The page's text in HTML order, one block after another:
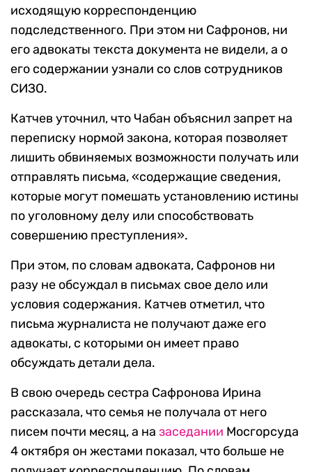
исходящую корреспонденцию
подследственного. При этом ни Сафронов, ни
его адвокаты текста документа не видели, а о
его содержании узнали со слов сотрудников
СИЗО.
Катчев уточнил, что Чабан объяснил запрет на
переписку нормой закона, которая позволяет
лишить обвиняемых возможности получать или
отправлять письма, «содержащие сведения,
которые могут помешать установлению истины
по уголовному делу или способствовать
совершению преступления».
При этом, по словам адвоката, Сафронов ни
разу не обсуждал в письмах свое дело или
условия содержания. Катчев отметил, что
письма журналиста не получают даже его
адвокаты, с которыми он имеет право
обсуждать детали дела.
В свою очередь сестра Сафронова Ирина
рассказала, что семья не получала от него
писем почти месяц, а на заседании Мосгорсуда
4 октября он жестами показал, что больше не